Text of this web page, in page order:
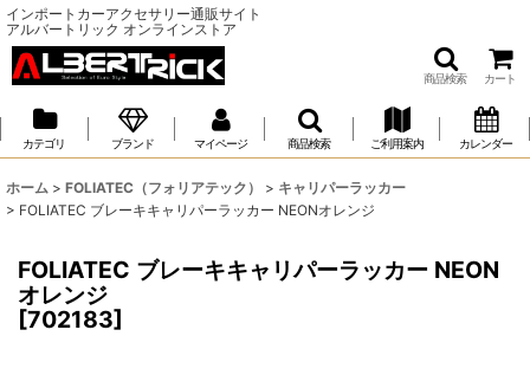
インポートカーアクセサリー通販サイト
アルバートリック オンラインストア
商品検索 カート
カテゴリ ブランド マイページ 商品検索 ご利用案内 カレンダー
ホーム > FOLIATEC（フォリアテック） > キャリパーラッカー
> FOLIATEC ブレーキキャリパーラッカー NEONオレンジ
FOLIATEC ブレーキキャリパーラッカー NEON
オレンジ
[702183]